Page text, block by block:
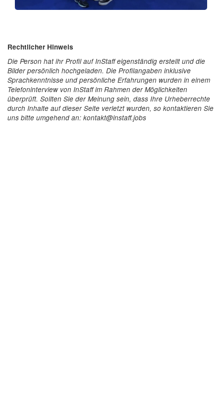
Rechtlicher Hinweis
Die Person hat ihr Profil auf InStaff eigenständig erstellt und die
Bilder persönlich hochgeladen. Die Profilangaben inklusive
Sprachkenntnisse und persönliche Erfahrungen wurden in einem
Telefoninterview von InStaff im Rahmen der Möglichkeiten
überprüft. Sollten Sie der Meinung sein, dass Ihre Urheberrechte
durch Inhalte auf dieser Seite verletzt wurden, so kontaktieren Sie
uns bitte umgehend an: kontakt@instaff.jobs